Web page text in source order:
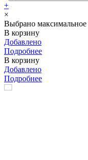
+
×
Выбрано максимальное
В корзину
Добавлено
Подробнее
В корзину
Добавлено
Подробнее